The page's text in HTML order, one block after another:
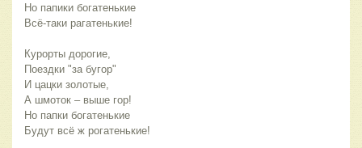
Но папики богатенькие
Всё-таки рагатенькие!
Курорты дорогие,
Поездки "за бугор"
И цацки золотые,
А шмоток – выше гор!
Но папки богатенькие
Будут всё ж рогатенькие!